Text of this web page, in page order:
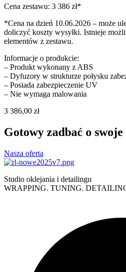
Cena zestawu: 3 386 zł*
*Cena na dzień 10.06.2026 – może
doliczyć koszty wysyłki. Istnieje
elementów z zestawu.
Informacje o produkcie:
– Produkt wykonany z ABS
– Dyfuzory w strukturze połysku
– Posiada zabezpieczenie UV
– Nie wymaga malowania
3 386,00 zł
Gotowy zadbać o swoje
Nasza oferta
Studio oklejania i detailingu
WRAPPING. TUNING.